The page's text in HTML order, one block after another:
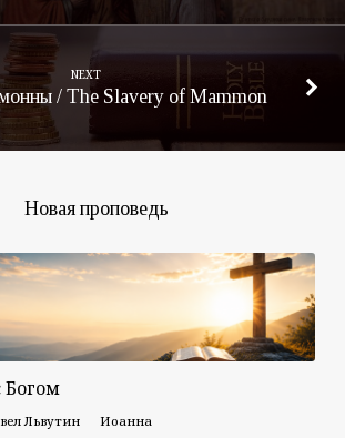
NEXT
/ The Slavery of Mammon
Новая проповедь
Богом
Львутин Иоанна